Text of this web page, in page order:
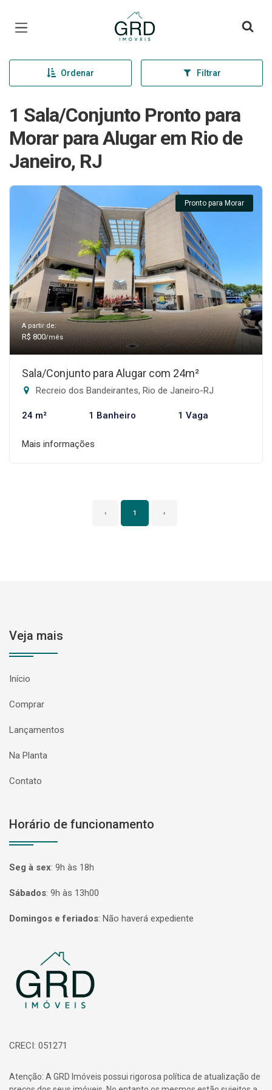
Página inicial
Ordenar Filtrar
1 Sala/Conjunto Pronto para
Morar para Alugar em Rio de
Janeiro, RJ
Pronto para Morar
A partir de:
R$ 800/mês
Sala/Conjunto para Alugar com 24m²
Recreio dos Bandeirantes, Rio de Janeiro-RJ
24 m² 1 Banheiro 1 Vaga
Mais informações
‹ 1 ›
Veja mais
Início
Comprar
Lançamentos
Na Planta
Contato
Horário de funcionamento
Seg à sex: 9h às 18h
Sábados: 9h às 13h00
Domingos e feriados: Não haverá expediente
Página inicial
CRECI: 051271
Atenção: A GRD Imóveis possui rigorosa política de atualização de